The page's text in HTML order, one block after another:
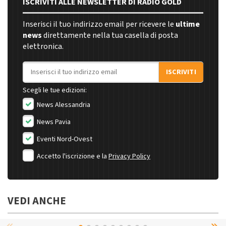
Inserisci il tuo indirizzo email per ricevere le ultime
newsdirettamente nella tua casella di posta
elettronica.
Indirizzo email
ISCRIVITI
Scegli le tue edizioni:
News Alessandria
News Pavia
Eventi Nord-Ovest
Accetto l'iscrizione e la Privacy Policy
VEDI ANCHE